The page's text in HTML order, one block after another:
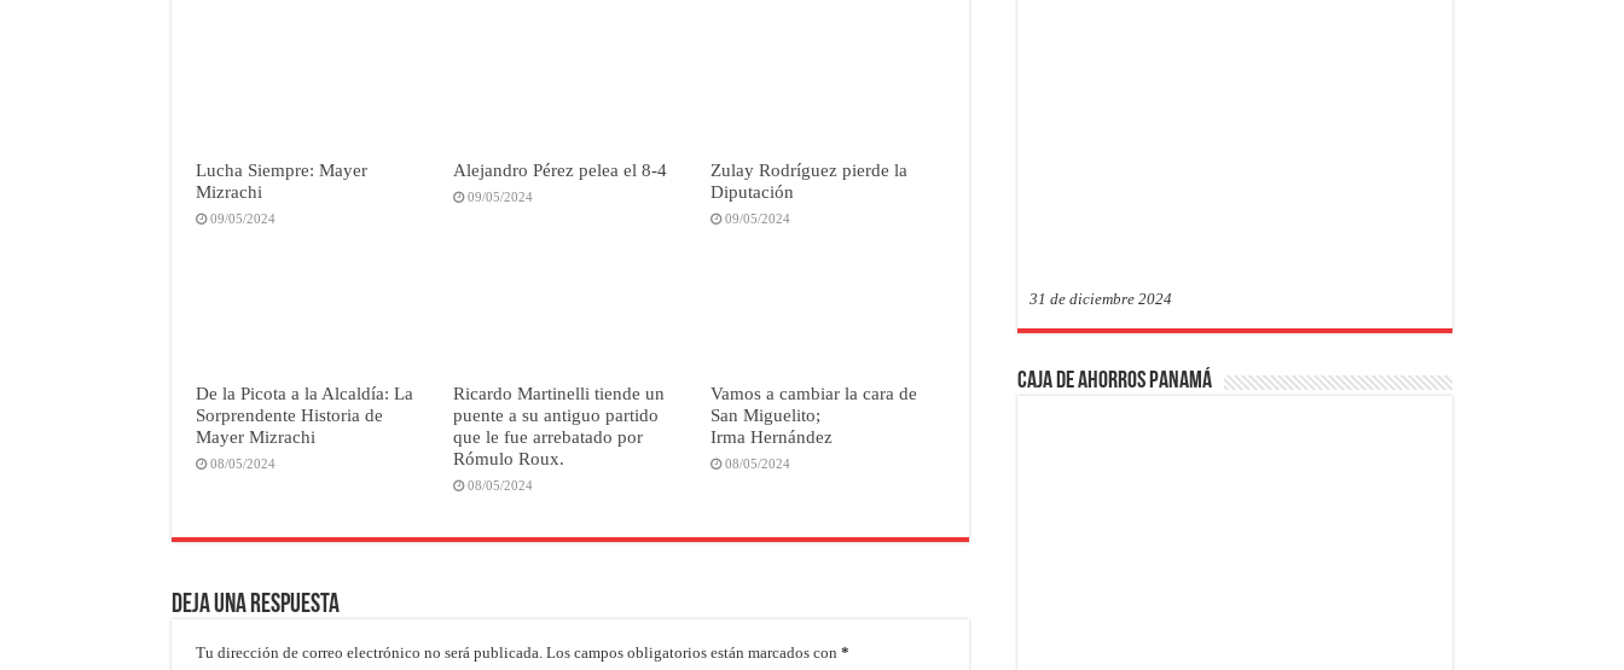
Lucha Siempre: Mayer
Mizrachi
09/05/2024
Alejandro Pérez pelea el 8-4
09/05/2024
Zulay Rodríguez pierde la
Diputación
09/05/2024
De la Picota a la Alcaldía: La
Sorprendente Historia de
Mayer Mizrachi
08/05/2024
Ricardo Martinelli tiende un
puente a su antiguo partido
que le fue arrebatado por
Rómulo Roux.
08/05/2024
Vamos a cambiar la cara de
San Miguelito;
Irma Hernández
08/05/2024
Deja una respuesta
Tu dirección de correo electrónico no será publicada. Los campos obligatorios están marcados con *
31 de diciembre 2024
Caja de Ahorros Panamá